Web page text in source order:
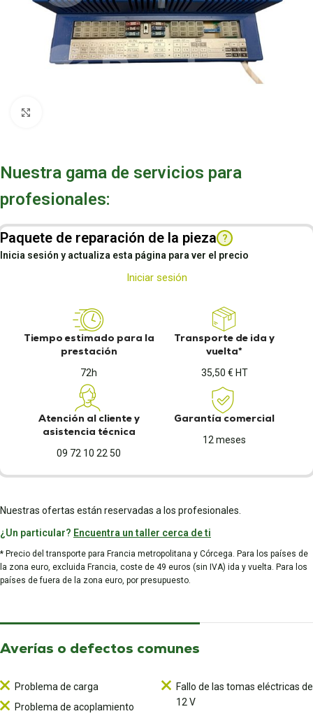
Nuestra gama de servicios para
profesionales:
Paquete de reparación de la pieza ?
Inicia sesión y actualiza esta página para ver el precio
Iniciar sesión
Tiempo estimado para la
prestación
72h
Transporte de ida y
vuelta*
35,50 € HT
Atención al cliente y
asistencia técnica
09 72 10 22 50
Garantía comercial
12 meses
Nuestras ofertas están reservadas a los profesionales.
¿Un particular? Encuentra un taller cerca de ti
* Precio del transporte para Francia metropolitana y Córcega. Para los países de
la zona euro, excluida Francia, coste de 49 euros (sin IVA) ida y vuelta. Para los
países de fuera de la zona euro, por presupuesto.
Averías o defectos comunes
Problema de carga
Problema de acoplamiento
Fallo de las tomas eléctricas de
12 V